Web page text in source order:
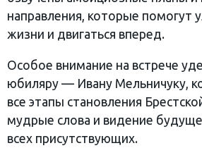
направления, которые помогут
жизни и двигаться вперед.
Особое внимание на встрече
юбиляру — Ивану Мельничуку,
все этапы становления
мудрые слова и видение
всех присутствующих.